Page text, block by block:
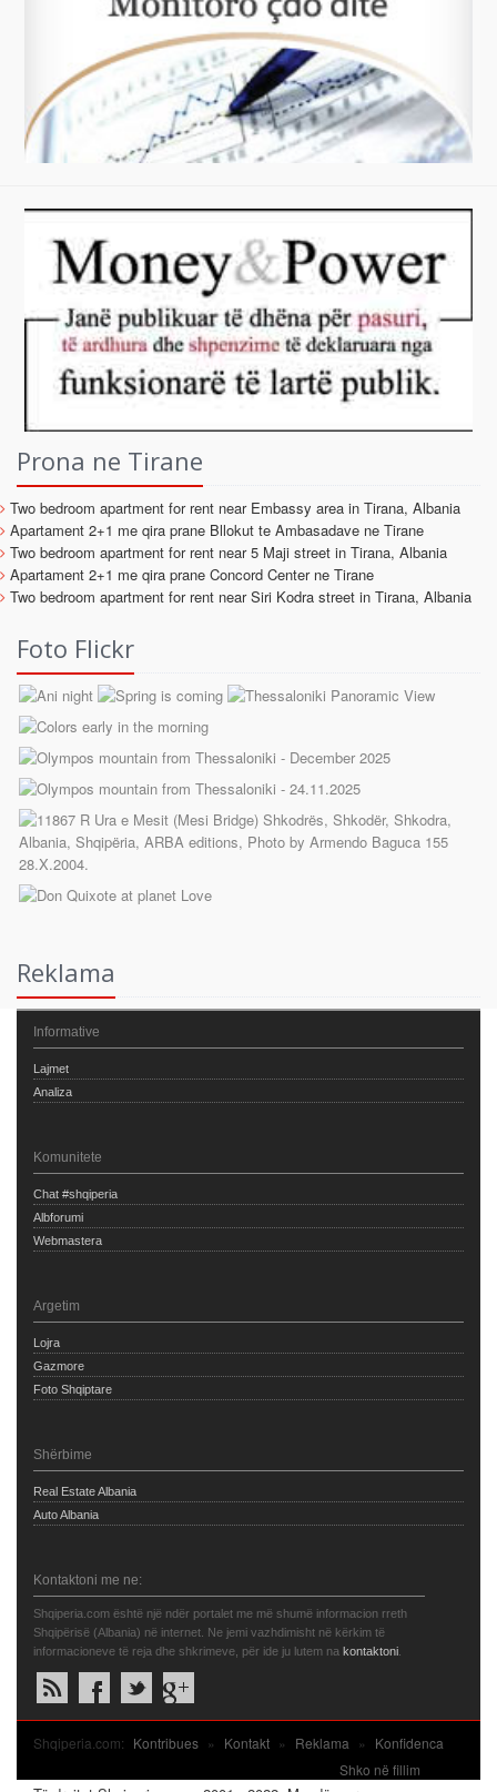
Prona ne Tirane
Two bedroom apartment for rent near Embassy area in Tirana, Albania
Apartament 2+1 me qira prane Bllokut te Ambasadave ne Tirane
Two bedroom apartment for rent near 5 Maji street in Tirana, Albania
Apartament 2+1 me qira prane Concord Center ne Tirane
Two bedroom apartment for rent near Siri Kodra street in Tirana, Albania
Foto Flickr
Reklama
Informative
Lajmet
Analiza
Komunitete
Chat #shqiperia
Albforumi
Webmastera
Argetim
Lojra
Gazmore
Foto Shqiptare
Shërbime
Real Estate Albania
Auto Albania
Kontaktoni me ne:
Shqiperia.com është një ndër portalet me më shumë informacion rreth
Shqipërisë (Albania) në internet. Ne jemi vazhdimisht në kërkim të
informacioneve të reja dhe shkrimeve, për ide ju lutem na kontaktoni.
Shqiperia.com: Kontribues » Kontakt » Reklama »
Konfidenca
Shko në fillim